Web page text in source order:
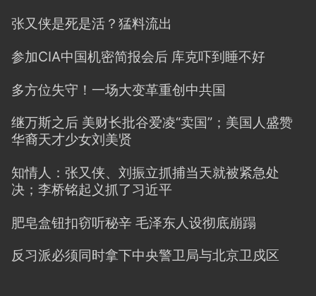
张又侠是死是活？猛料流出
参加CIA中国机密简报会后 库克吓到睡不好
多方位失守！一场大变革重创中共国
继万斯之后 美财长批谷爱凌“卖国”；美国人盛赞
华裔天才少女刘美贤
知情人：张又侠、刘振立抓捕当天就被紧急处
决；李桥铭起义抓了习近平
肥皂盒钮扣窃听秘辛 毛泽东人设彻底崩蹋
反习派必须同时拿下中央警卫局与北京卫戍区